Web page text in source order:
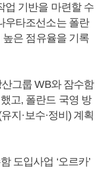
업 기반을 마련할 수
우타조선소는 폴란
높은 점유율을 기록
그룹 WB와 잠수함
고, 폴란드 국영 방
지·보수·정비) 계획
도입사업 ‘오르카’